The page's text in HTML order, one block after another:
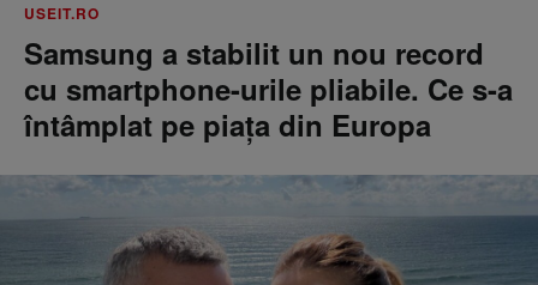
USEIT.RO
Samsung a stabilit un nou record
cu smartphone-urile pliabile. Ce s-a
întâmplat pe piața din Europa